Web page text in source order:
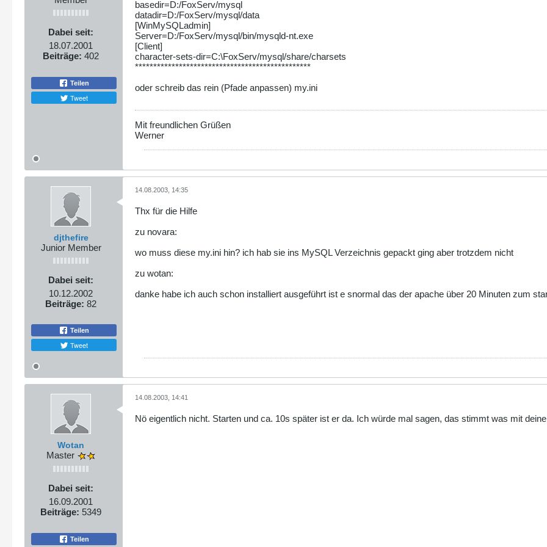
Dabei seit:
18.07.2001
Beiträge: 402
Teilen
Tweet
basedir=D:/FoxServ/mysql
datadir=D:/FoxServ/mysql/data
[WinMySQLadmin]
Server=D:/FoxServ/mysql/bin/mysqld-nt.exe
[Client]
character-sets-dir=C:\FoxServ/mysql/share/charsets
************************************************
oder schreib das rein (Pfade anpassen) my.ini
Mit freundlichen Grüßen
Werner
djthefire
Junior Member
Dabei seit:
10.12.2002
Beiträge: 82
Teilen
Tweet
14.08.2003, 14:35
Thx für die Hilfe
zu novara:
wo muss diese my.ini hin? ich hab sie ins MySQL Verzeichnis gepackt ging aber trotzdem nicht
zu wotan:
danke habe ich auch schon installiert ausgeführt ist e snormal das der apache über 20 Minuten zum
Wotan
Master
Dabei seit:
16.09.2001
Beiträge: 5349
Teilen
14.08.2003, 14:41
Nö eigentlich nicht. Starten und ca. 10s später ist er da. Ich würde mal sagen, das stimmt was mit